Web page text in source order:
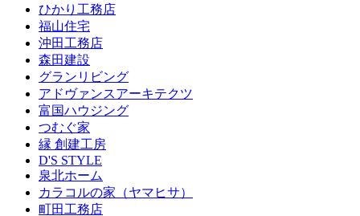
ひかり工務店
福山住宅
沖田工務店
森田建設
グランリビング
アドヴァンスアーキテクツ
富国ハウジング
つむぐ家
縁 創建工房
D'S STYLE
泉北ホーム
カラコルの家（ヤマヒサ）
町田工務店